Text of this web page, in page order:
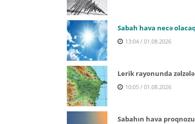
Sabah hava necə
13:04 / 01.08.2026
Lerik rayonunda zəlzələ
10:05 / 01.08.2026
Sabahın hava proqnozu